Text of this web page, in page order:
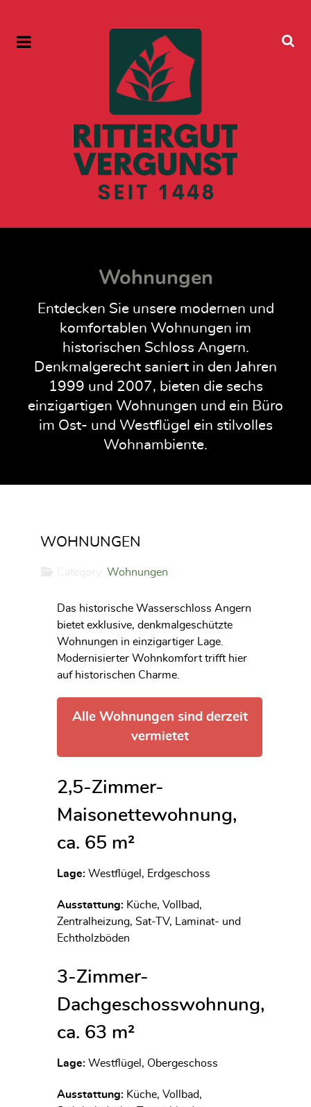
Wohnungen
Entdecken Sie unsere modernen und
komfortablen Wohnungen im
historischen Schloss Angern.
Denkmalgerecht saniert in den Jahren
1999 und 2007, bieten die sechs
einzigartigen Wohnungen und ein Büro
im Ost- und Westflügel ein stilvolles
Wohnambiente.
WOHNUNGEN
Wohnungen
Das historische Wasserschloss Angern
bietet exklusive, denkmalgeschützte
Wohnungen in einzigartiger Lage.
Modernisierter Wohnkomfort trifft hier
auf historischen Charme.
Alle Wohnungen sind derzeit
vermietet
2,5-Zimmer-
Maisonettewohnung,
ca. 65 m²
Lage: Westflügel, Erdgeschoss
Ausstattung: Küche, Vollbad,
Zentralheizung, Sat-TV, Laminat- und
Echtholzböden
3-Zimmer-
Dachgeschosswohnung,
ca. 63 m²
Lage: Westflügel, Obergeschoss
Ausstattung: Küche, Vollbad,